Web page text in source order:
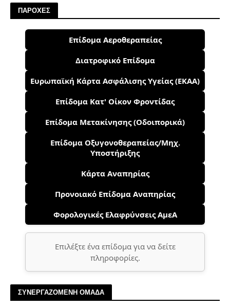
ΠΑΡΟΧΕΣ
Επίδομα Αεροθεραπείας
Διατροφικό Επίδομα
Ευρωπαϊκή Κάρτα Ασφάλισης Υγείας (ΕΚΑΑ)
Επίδομα Κατ' Οίκον Φροντίδας
Επίδομα Μετακίνησης (Οδοιπορικά)
Επίδομα Οξυγονοθεραπείας/Μηχ.
Υποστήριξης
Κάρτα Αναπηρίας
Προνοιακό Επίδομα Αναπηρίας
Φορολογικές Ελαφρύνσεις ΑμεΑ
Επιλέξτε ένα επίδομα για να δείτε
πληροφορίες.
ΣΥΝΕΡΓΑΖΟΜΕΝΗ ΟΜΑΔΑ